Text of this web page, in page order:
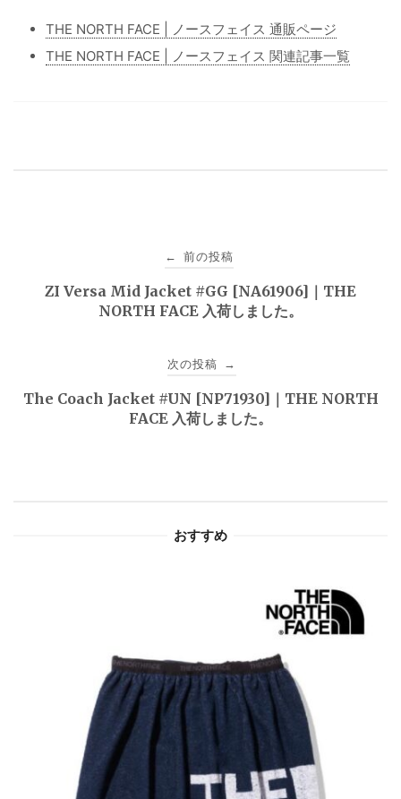
THE NORTH FACE | ノースフェイス 通販ページ
THE NORTH FACE | ノースフェイス 関連記事一覧
ゲ
← 前の投稿
ZI Versa Mid Jacket #GG [NA61906]｜THE
NORTH FACE 入荷しました。
次の投稿 →
The Coach Jacket #UN [NP71930]｜THE NORTH
FACE 入荷しました。
おすすめ